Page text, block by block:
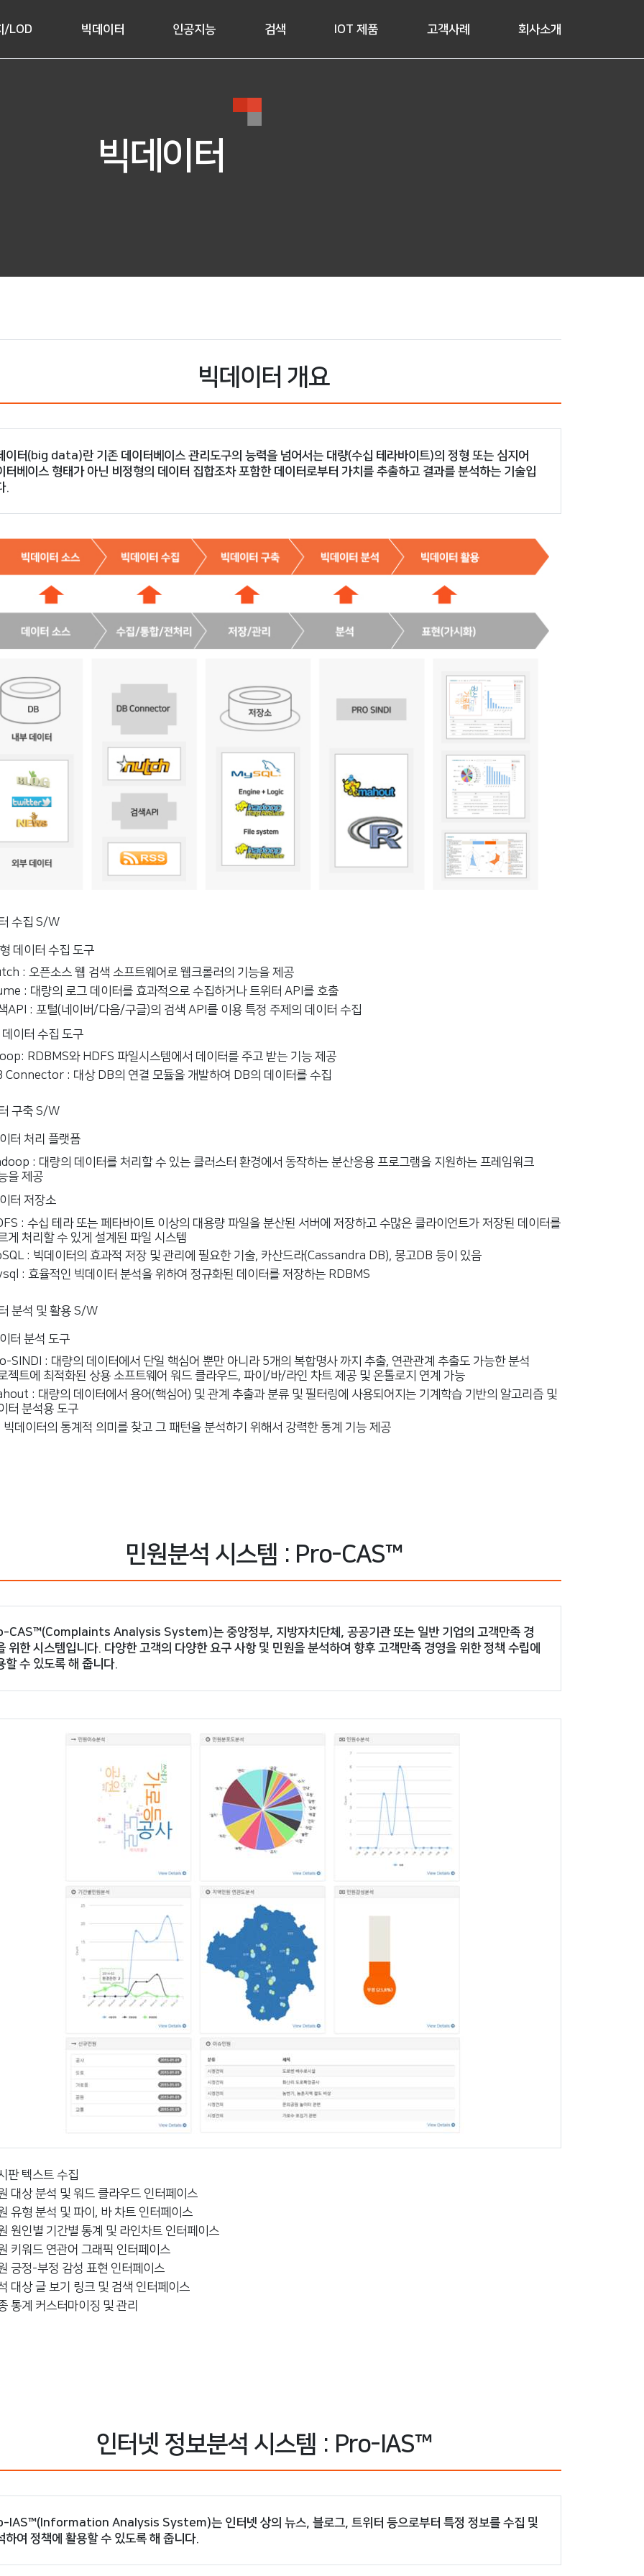
/LOD 빅데이터 인공지능 검색 IOT 제품 고객사례 회사소개
빅데이터
빅데이터 개요
이터(big data)란 기존 데이터베이스 관리도구의 능력을 넘어서는 대량(수십 테라바이트)의 정형 또는 심지어
터베이스 형태가 아닌 비정형의 데이터 집합조차 포함한 데이터로부터 가치를 추출하고 결과를 분석하는 기술입
.
수집 S/W
데이터 수집 도구
: 오픈소스 웹 검색 소프트웨어로 웹크롤러의 기능을 제공
: 대량의 로그 데이터를 효과적으로 수집하거나 트위터 API를 호출
API : 포털(네이버/다음/구글)의 검색 API를 이용 특정 주제의 데이터 수집
이터 수집 도구
RDBMS와 HDFS 파일시스템에서 데이터를 주고 받는 기능 제공
Connector : 대상 DB의 연결 모듈을 개발하여 DB의 데이터를 수집
구축 S/W
터 처리 플랫폼
: 대량의 데이터를 처리할 수 있는 클러스터 환경에서 동작하는 분산응용 프로그램을 지원하는 프레임워크
을 제공
터 저장소
: 수십 테라 또는 페타바이트 이상의 대용량 파일을 분산된 서버에 저장하고 수많은 클라이언트가 저장된 데이터를
게 처리할 수 있게 설계된 파일 시스템
: 빅데이터의 효과적 저장 및 관리에 필요한 기술, 카산드라(Cassandra DB), 몽고DB 등이 있음
: 효율적인 빅데이터 분석을 위하여 정규화된 데이터를 저장하는 RDBMS
분석 및 활용 S/W
터 분석 도구
SINDI : 대량의 데이터에서 단일 핵심어 뿐만 아니라 5개의 복합명사 까지 추출, 연관관계 추출도 가능한 분석
젝트에 최적화된 상용 소프트웨어 워드 클라우드, 파이/바/라인 차트 제공 및 온톨로지 연계 가능
: 대량의 데이터에서 용어(핵심어) 및 관계 추출과 분류 및 필터링에 사용되어지는 기계학습 기반의 알고리즘 및
터 분석용 도구
빅데이터의 통계적 의미를 찾고 그 패턴을 분석하기 위해서 강력한 통계 기능 제공
민원분석 시스템 : Pro-CAS™
CAS™(Complaints Analysis System)는 중앙정부, 지방자치단체, 공공기관 또는 일반 기업의 고객만족 경
위한 시스템입니다. 다양한 고객의 다양한 요구 사항 및 민원을 분석하여 향후 고객만족 경영을 위한 정책 수립에
할 수 있도록 해 줍니다.
판 텍스트 수집
대상 분석 및 워드 클라우드 인터페이스
유형 분석 및 파이, 바 차트 인터페이스
원인별 기간별 통계 및 라인차트 인터페이스
키워드 연관어 그래픽 인터페이스
긍정-부정 감성 표현 인터페이스
대상 글 보기 링크 및 검색 인터페이스
통계 커스터마이징 및 관리
인터넷 정보분석 시스템 : Pro-IAS™
IAS™(Information Analysis System)는 인터넷 상의 뉴스, 블로그, 트위터 등으로부터 특정 정보를 수집 및
하여 정책에 활용할 수 있도록 해 줍니다.